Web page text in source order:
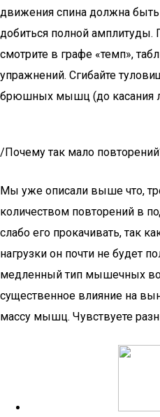
движения спина должна
добиться полной амплитуды.
смотрите в графе «темп»,
упражнений. Сгибайте
брюшных мышц (до касания
/Почему так мало
Мы уже описали выше что,
количеством повторений в
слабо его прокачивать, так
нагрузки он почти не будет
медленный тип мышечных
существенное влияние на
массу мышц. Чувствуете